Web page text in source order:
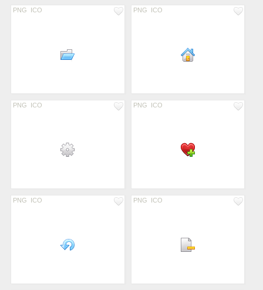
PNG ICO PNG ICO
PNG ICO PNG ICO
PNG ICO PNG ICO